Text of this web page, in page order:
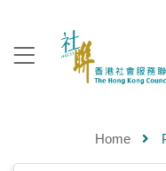
Home